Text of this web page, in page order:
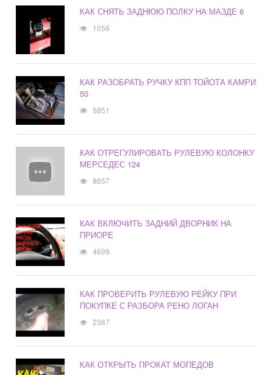
КАК СНЯТЬ ЗАДНЮЮ ПОЛКУ НА МАЗДЕ 6
1056
КАК РАЗОБРАТЬ РУЧКУ КПП ТОЙОТА КАМРИ
50
5851
КАК ОТРЕГУЛИРОВАТЬ РУЛЕВУЮ КОЛОНКУ
МЕРСЕДЕС 124
8657
КАК ВКЛЮЧИТЬ ЗАДНИЙ ДВОРНИК НА
ПРИОРЕ
4699
КАК ПРОВЕРИТЬ РУЛЕВУЮ РЕЙКУ ПРИ
ПОКУПКЕ С РАЗБОРА РЕНО ЛОГАН
2387
КАК ОТКРЫТЬ ПРОКАТ МОПЕДОВ